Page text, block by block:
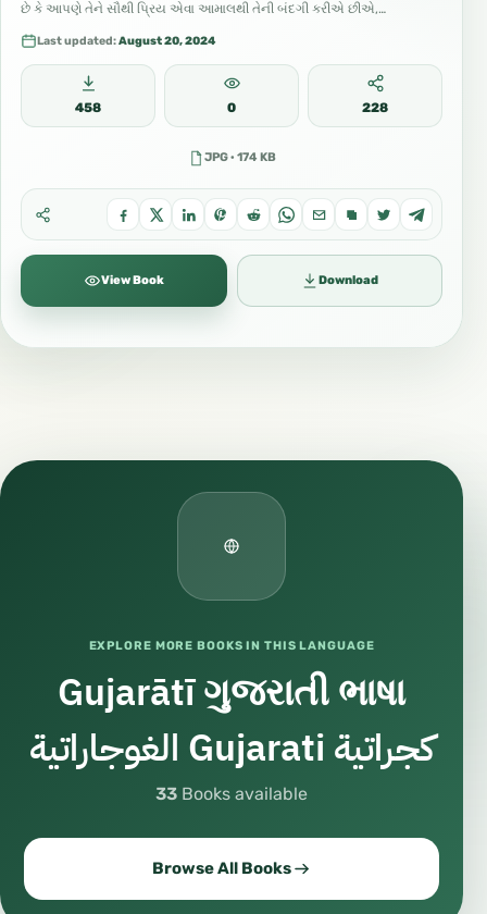
છે કે આપણે તેને સૌથી પ્રિય એવા આમાલથી તેની બંદગી કરીએ છીએ,…
Last updated:August 20, 2024
458 0 228
JPG · 174 KB
View Book Download
EXPLORE MORE BOOKS IN THIS LANGUAGE
Gujarātī ગુજરાતી ભાષા
الغوجاراتية Gujarati كجراتية
33 Books available
Browse All Books